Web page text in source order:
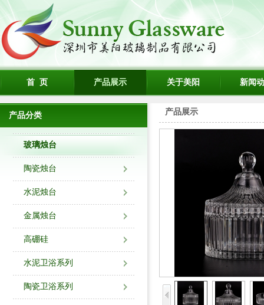
首 页 产品展示 关于美阳 新闻
产品分类
玻璃烛台
陶瓷烛台
水泥烛台
金属烛台
高硼硅
水泥卫浴系列
陶瓷卫浴系列
产品展示